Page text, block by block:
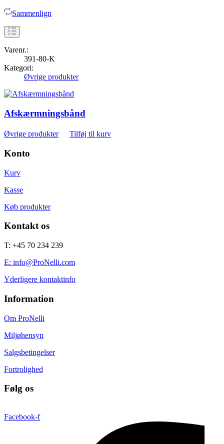
Sammenlign
Varenr.:
391-80-K
Kategori:
Øvrige produkter
Afskærmningsbånd
Øvrige produkter Tilføj til kurv
Konto
Kurv
Kasse
Køb produkter
Kontakt os
T: +45 70 234 239
E: info@ProNelli.com
Yderligere kontaktinfo
Information
Om ProNelli
Miljøhensyn
Salgsbetingelser
Fortrolighed
Følg os
Facebook-f